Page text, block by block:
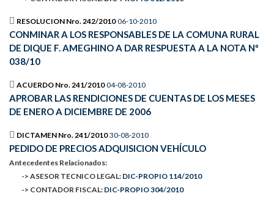
RESOLUCION Nro. 242/2010 06-10-2010
CONMINAR A LOS RESPONSABLES DE LA COMUNA RURAL
DE DIQUE F. AMEGHINO A DAR RESPUESTA A LA NOTA Nº
038/10
ACUERDO Nro. 241/2010 04-08-2010
APROBAR LAS RENDICIONES DE CUENTAS DE LOS MESES
DE ENERO A DICIEMBRE DE 2006
DICTAMEN Nro. 241/2010 30-08-2010
PEDIDO DE PRECIOS ADQUISICION VEHÍCULO
Antecedentes Relacionados:
-> ASESOR TECNICO LEGAL: DIC-PROPIO 114/2010
-> CONTADOR FISCAL: DIC-PROPIO 304/2010